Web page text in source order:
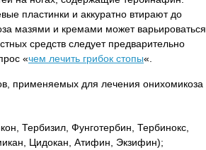
пластинки и аккуратно втирают до
мазями и кремами может варьироваться
средств следует предварительно
«чем лечить грибок стопы«.
применяемых для лечения онихомикоза
Тербизил, Фунготербин, Тербинокс,
Цидокан, Атифин, Экзифин);